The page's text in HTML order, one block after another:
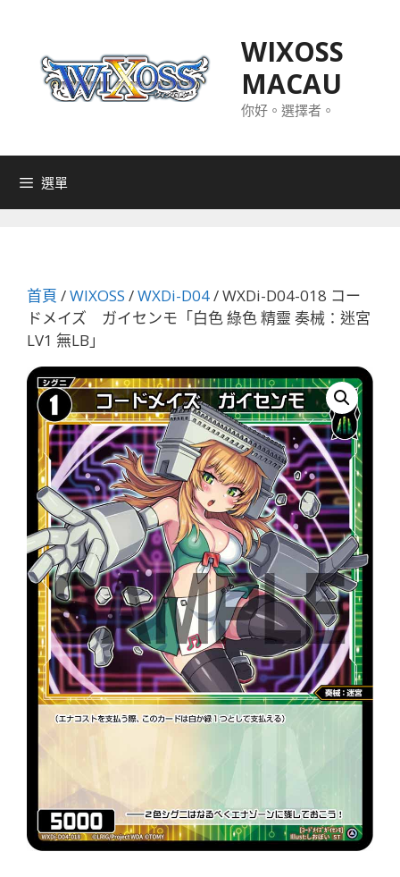
WIXOSS
MACAU
你好。選擇者。
選單
首頁 /WIXOSS /WXDi-D04/ WXDi-D04-018 コー
ドメイズ ガイセンモ「白色 綠色 精靈 奏械：迷宮
LV1 無LB」